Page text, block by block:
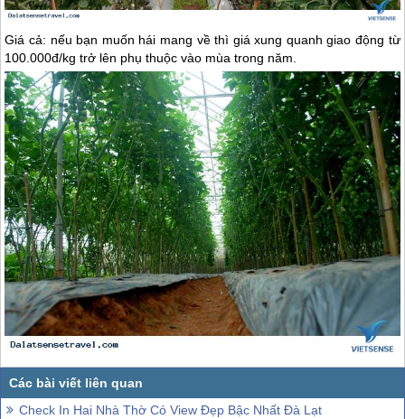
Giá cả: nếu bạn muốn hái mang về thì giá xung quanh giao động từ
100.000đ/kg trở lên phụ thuộc vào mùa trong năm.
Check In Hai Nhà Thờ Có View Đẹp Bậc Nhất Đà Lạt